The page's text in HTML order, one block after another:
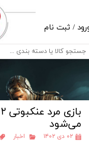
/ ثبت نام
حساب کاربری من
تغییر گذر واژه
خروج از حساب کاربری
می‌شود
۰۲ دی ۱۴۰۲ اخبار